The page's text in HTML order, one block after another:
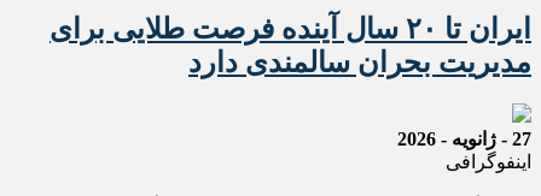
ایران تا ۲۰ سال آینده فرصت طلایی برای
مدیریت بحران سالمندی دارد
27 - ژانویه - 2026
اینفوگرافی